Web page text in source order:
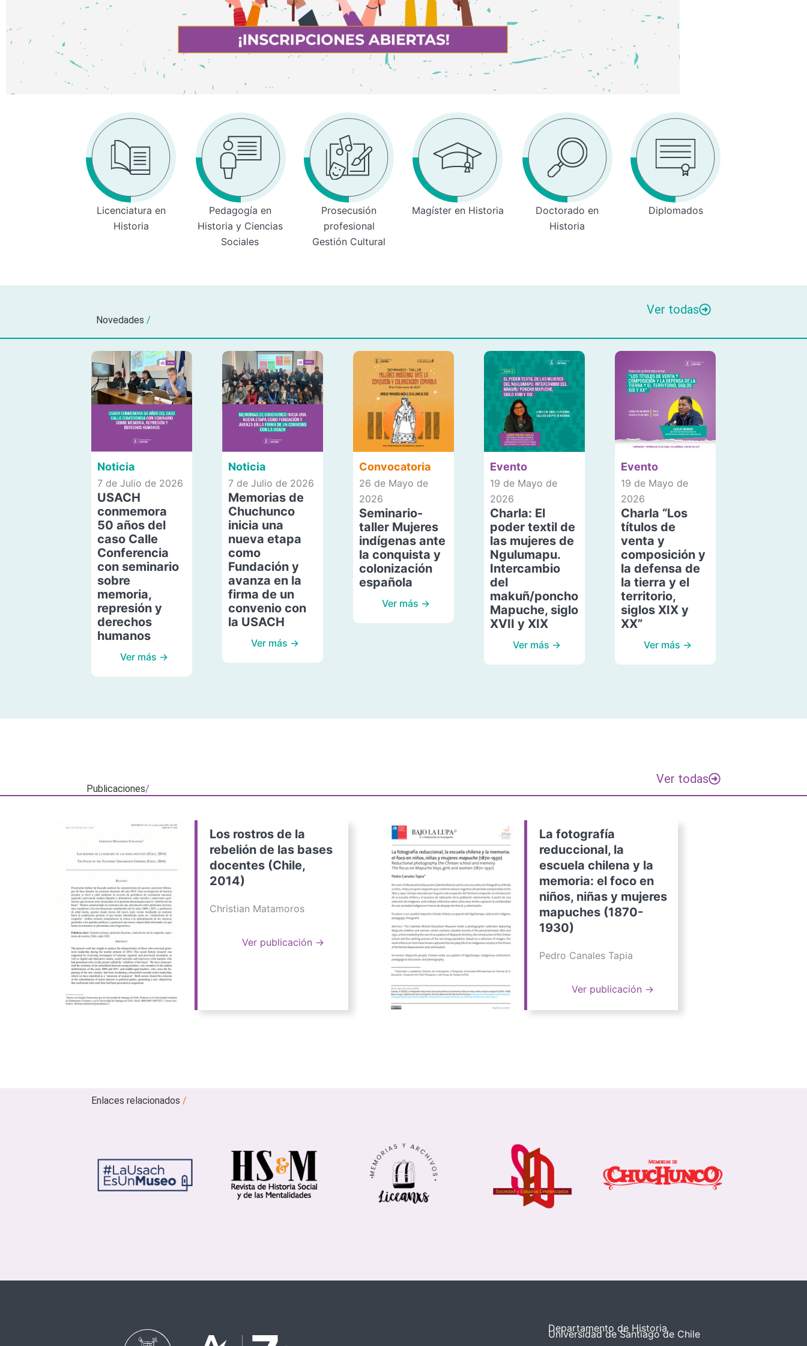
Licenciatura en
Historia
Pedagogía en
Historia y Ciencias
Sociales
Prosecusión
profesional
Gestión Cultural
Magíster en Historia
Doctorado en
Historia
Diplomados
Novedades /
Ver todas
Noticia
7 de Julio de 2026
USACH
conmemora
50 años del
caso Calle
Conferencia
con seminario
sobre
memoria,
represión y
derechos
humanos
Ver más →
Noticia
7 de Julio de 2026
Memorias de
Chuchunco
inicia una
nueva etapa
como
Fundación y
avanza en la
firma de un
convenio con
la USACH
Ver más →
Convocatoria
26 de Mayo de
2026
Seminario-
taller Mujeres
indígenas ante
la conquista y
colonización
española
Ver más →
Evento
19 de Mayo de
2026
Charla: El
poder textil de
las mujeres de
Ngulumapu.
Intercambio
del
makuñ/poncho
Mapuche, siglo
XVII y XIX
Ver más →
Evento
19 de Mayo de
2026
Charla “Los
títulos de
venta y
composición y
la defensa de
la tierra y el
territorio,
siglos XIX y
XX”
Ver más →
Publicaciones/
Ver todas
Los rostros de la
rebelión de las bases
docentes (Chile,
2014)
Christian Matamoros
Ver publicación →
La fotografía
reduccional, la
escuela chilena y la
memoria: el foco en
niños, niñas y mujeres
mapuches (1870-
1930)
Pedro Canales Tapia
Ver publicación →
Enlaces relacionados/
Departamento de Historia
Universidad de Santiago de Chile